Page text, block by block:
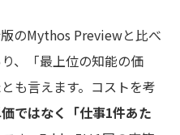
のMythos Previewと比べ
、「最上位の知能の価
も言えます。コストを考
ではなく「仕事1件あた